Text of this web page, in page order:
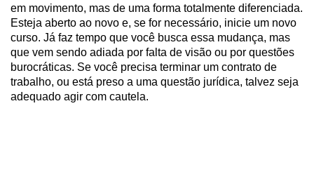
em movimento, mas de uma forma totalmente diferenciada.
Esteja aberto ao novo e, se for necessário, inicie um novo
curso. Já faz tempo que você busca essa mudança, mas
que vem sendo adiada por falta de visão ou por questões
burocráticas. Se você precisa terminar um contrato de
trabalho, ou está preso a uma questão jurídica, talvez seja
adequado agir com cautela.